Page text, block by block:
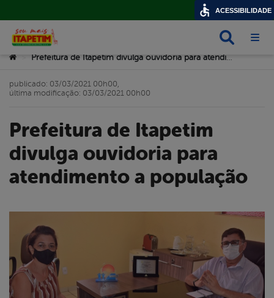
Você está aqui: Prefeitura de Itapetim divulga ouvidoria para atendimento a população
Prefeitura de Itapetim
divulga ouvidoria para
atendimento a população
publicado: 03/03/2021 00h00,
última modificação: 03/03/2021 00h00
ACESSIBILIDADE